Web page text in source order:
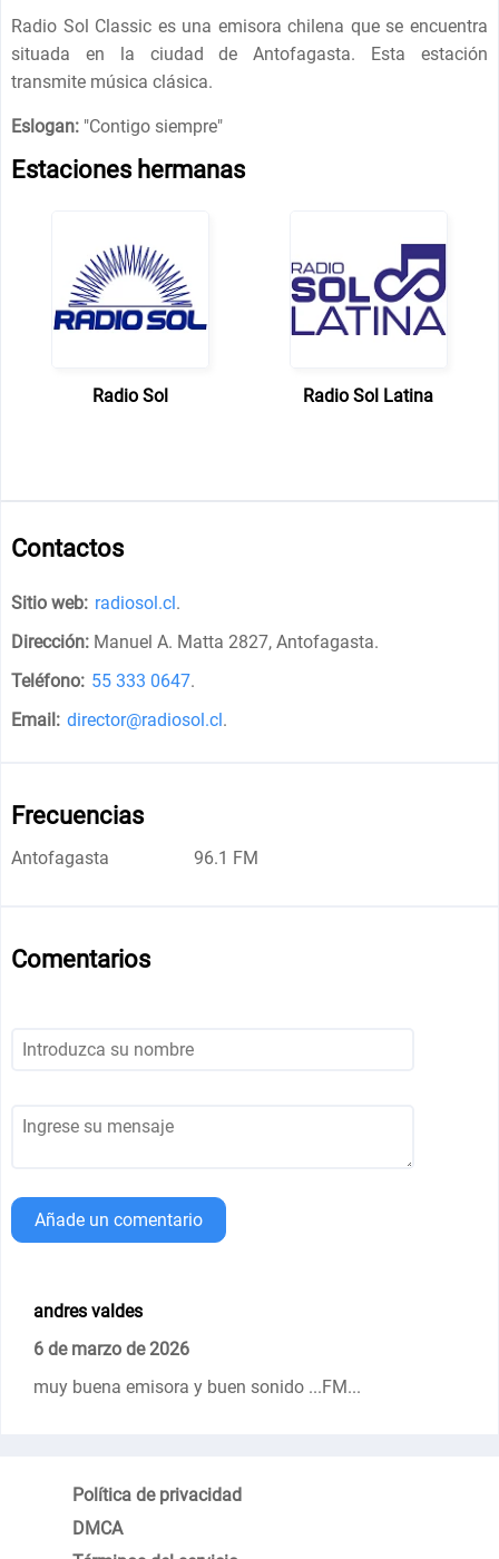
Radio Sol Classic es una emisora chilena que se encuentra
situada en la ciudad de Antofagasta. Esta estación
transmite música clásica.
Eslogan: "Contigo siempre"
Estaciones hermanas
Radio Sol Radio Sol Latina
Contactos
Sitio web: radiosol.cl.
Dirección: Manuel A. Matta 2827, Antofagasta.
Teléfono: 55 333 0647.
Email: director@radiosol.cl.
Frecuencias
Antofagasta 96.1 FM
Comentarios
Añade un comentario
andres valdes
6 de marzo de 2026
muy buena emisora y buen sonido ...FM...
Política de privacidad
DMCA